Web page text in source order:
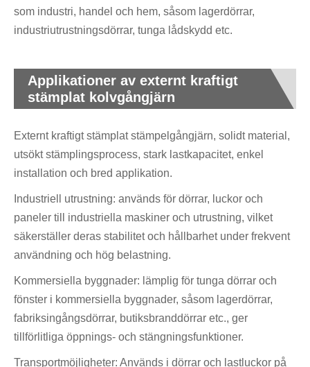
som industri, handel och hem, såsom lagerdörrar,
industriutrustningsdörrar, tunga lådskydd etc.
Applikationer av externt kraftigt
stämplat kolvgångjärn
Externt kraftigt stämplat stämpelgångjärn, solidt material,
utsökt stämplingsprocess, stark lastkapacitet, enkel
installation och bred applikation.
Industriell utrustning: används för dörrar, luckor och
paneler till industriella maskiner och utrustning, vilket
säkerställer deras stabilitet och hållbarhet under frekvent
användning och hög belastning.
Kommersiella byggnader: lämplig för tunga dörrar och
fönster i kommersiella byggnader, såsom lagerdörrar,
fabriksingångsdörrar, butiksbranddörrar etc., ger
tillförlitliga öppnings- och stängningsfunktioner.
Transportmöjligheter: Används i dörrar och lastluckor på